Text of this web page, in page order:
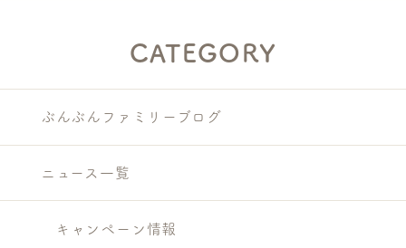
CATEGORY
ぶんぶんファミリーブログ
ニュース一覧
キャンペーン情報